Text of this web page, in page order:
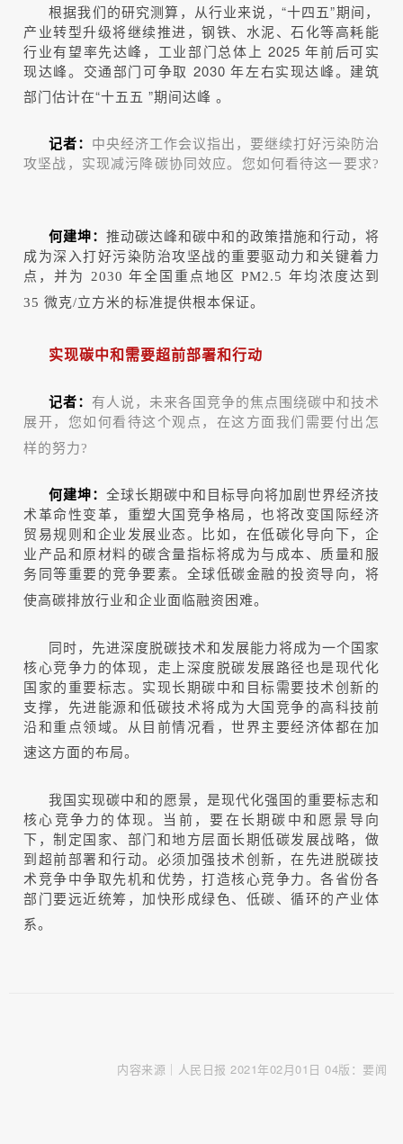
根据我们的研究测算，从行业来说，“十四五”期间，
产业转型升级将继续推进，钢铁、水泥、石化等高耗能
行业有望率先达峰，工业部门总体上 2025 年前后可实
现达峰。交通部门可争取 2030 年左右实现达峰。建筑
部门估计在“十五五 ”期间达峰 。
记者： 中央经济工作会议指出，要继续打好污染防治
攻坚战，实现减污降碳协同效应。您如何看待这一要求?
何建坤： 推动碳达峰和碳中和的政策措施和行动，将
成为深入打好污染防治攻坚战的重要驱动力和关键着力
点，并为 2030 年全国重点地区 PM2.5 年均浓度达到
35 微克/立方米的标准提供根本保证。
实现碳中和需要超前部署和行动
记者： 有人说，未来各国竞争的焦点围绕碳中和技术
展开，您如何看待这个观点，在这方面我们需要付出怎
样的努力?
何建坤： 全球长期碳中和目标导向将加剧世界经济技
术革命性变革，重塑大国竞争格局，也将改变国际经济
贸易规则和企业发展业态。比如，在低碳化导向下，企
业产品和原材料的碳含量指标将成为与成本、质量和服
务同等重要的竞争要素。全球低碳金融的投资导向，将
使高碳排放行业和企业面临融资困难。
同时，先进深度脱碳技术和发展能力将成为一个国家
核心竞争力的体现，走上深度脱碳发展路径也是现代化
国家的重要标志。实现长期碳中和目标需要技术创新的
支撑，先进能源和低碳技术将成为大国竞争的高科技前
沿和重点领域。从目前情况看，世界主要经济体都在加
速这方面的布局。
我国实现碳中和的愿景，是现代化强国的重要标志和
核心竞争力的体现。当前，要在长期碳中和愿景导向
下，制定国家、部门和地方层面长期低碳发展战略，做
到超前部署和行动。必须加强技术创新，在先进脱碳技
术竞争中争取先机和优势，打造核心竞争力。各省份各
部门要远近统筹，加快形成绿色、低碳、循环的产业体
系。
内容来源｜人民日报 2021年02月01日 04版：要闻